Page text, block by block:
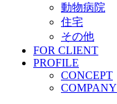
動物病院
住宅
その他
FOR CLIENT
PROFILE
CONCEPT
COMPANY